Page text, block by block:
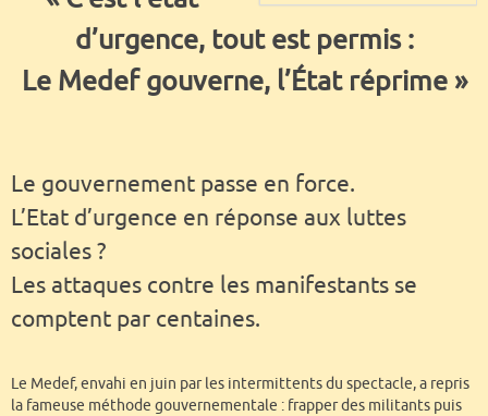
d’urgence, tout est permis :
Le Medef gouverne, l’État réprime »
Le gouvernement passe en force.
L’Etat d’urgence en réponse aux luttes
sociales ?
Les attaques contre les manifestants se
comptent par centaines.
Le Medef, envahi en juin par les intermittents du spectacle, a repris
la fameuse méthode gouvernementale : frapper des militants puis